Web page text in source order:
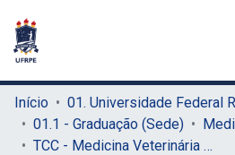
Início
01.1 - Graduação (Sede)
TCC - Medicina Veterinária (Sede)